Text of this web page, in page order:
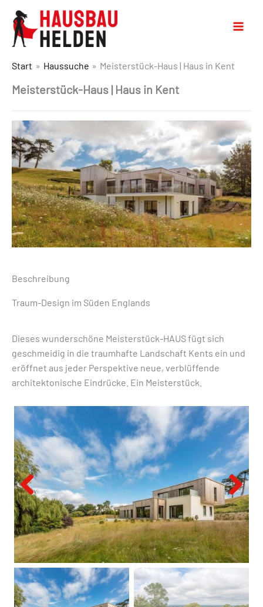
Start Haussuche Meisterstück-Haus | Haus in Kent
Meisterstück-Haus | Haus in Kent
Beschreibung
Traum-Design im Süden Englands
Dieses wunderschöne Meisterstück-HAUS fügt sich
geschmeidig in die traumhafte Landschaft Kents ein und
eröffnet aus jeder Perspektive neue, verblüffende
architektonische Eindrücke. Ein Meisterstück.
Previous Next